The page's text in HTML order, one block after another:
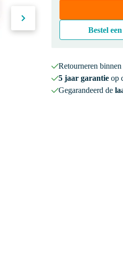
Bestel
Retourneren binnen
5 jaar garantieop
Gegarandeerd de